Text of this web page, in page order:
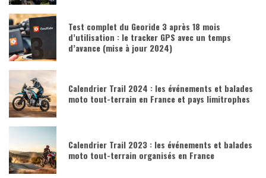
Test complet du Georide 3 après 18 mois
d’utilisation : le tracker GPS avec un temps
d’avance (mise à jour 2024)
Calendrier Trail 2024 : les événements et balades
moto tout-terrain en France et pays limitrophes
Calendrier Trail 2023 : les événements et balades
moto tout-terrain organisés en France